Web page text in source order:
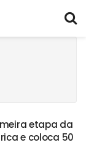
etapa da
e coloca 50